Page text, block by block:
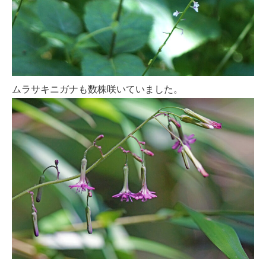
ムラサキニガナも数株咲いていました。